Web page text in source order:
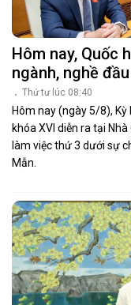
Hôm nay, Quốc
ngành, nghề
Thứ tư lúc 08:40
Hôm nay (ngày 5/8),
khóa XVI diễn ra tại
làm việc thứ 3 dưới sự
Mẫn.